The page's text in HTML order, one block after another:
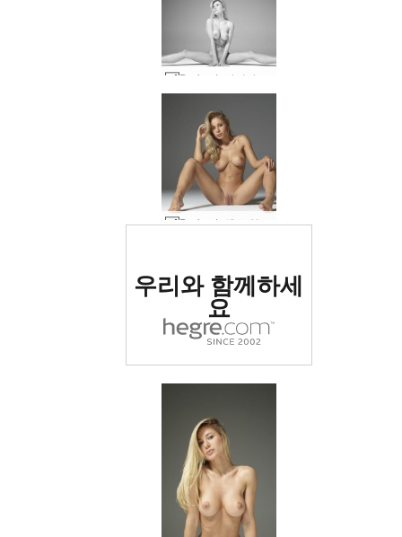
Darina L 섹스 인형 #12
로 평가됨
우리와 함께하세
요